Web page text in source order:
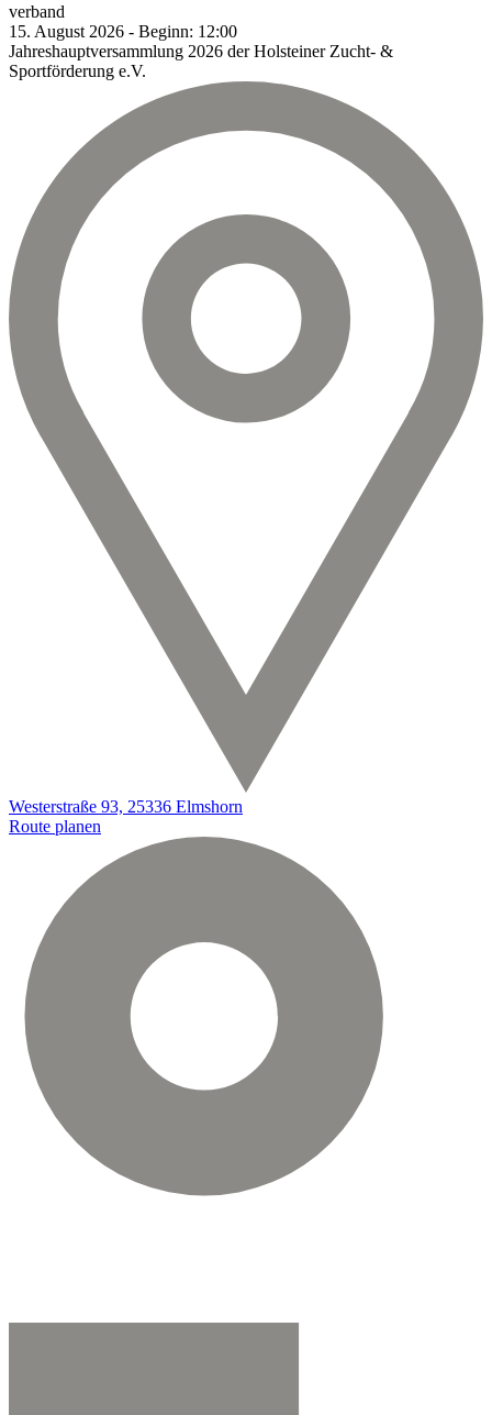
verband
15. August 2026 - Beginn: 12:00
Jahreshauptversammlung 2026 der Holsteiner Zucht- &
Sportförderung e.V.
Westerstraße 93, 25336 Elmshorn
Route planen